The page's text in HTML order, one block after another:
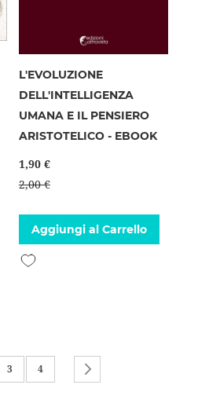
L'EVOLUZIONE
DELL'INTELLIGENZA
UMANA E IL PENSIERO
ARISTOTELICO - EBOOK
1,90 €
2,00 €
Aggiungi al Carrello
Aggiungi alla lista desideri
stai leggendo la pagina
Pagina
3 Pagina
4